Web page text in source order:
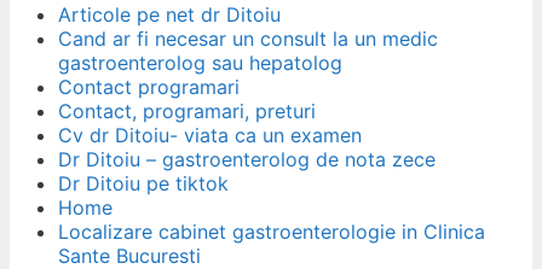
Articole pe net dr Ditoiu
Cand ar fi necesar un consult la un medic
gastroenterolog sau hepatolog
Contact programari
Contact, programari, preturi
Cv dr Ditoiu- viata ca un examen
Dr Ditoiu – gastroenterolog de nota zece
Dr Ditoiu pe tiktok
Home
Localizare cabinet gastroenterologie in Clinica
Sante Bucuresti